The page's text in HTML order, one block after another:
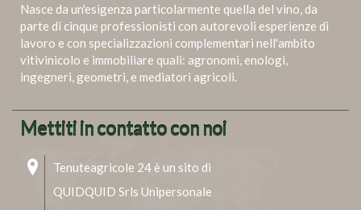
Nasce da un'esigenza particolarmente quella del vino, da
parte di cinque professionisti con autorevoli esperienze di
lavoro e con specializzazioni complementari nell'ambito
vitivinicolo e immobiliare quali: agronomi, enologi,
ingegneri, geometri, e mediatori agricoli.
Mettiti in contatto con noi
Tenuteagricole 24 è un sito di
QUIDQUID Srls Unipersonale